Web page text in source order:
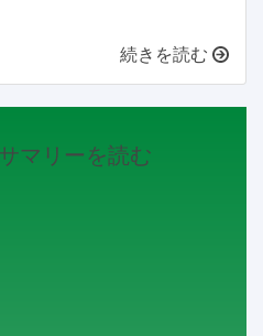
続きを読む
マリーを読む